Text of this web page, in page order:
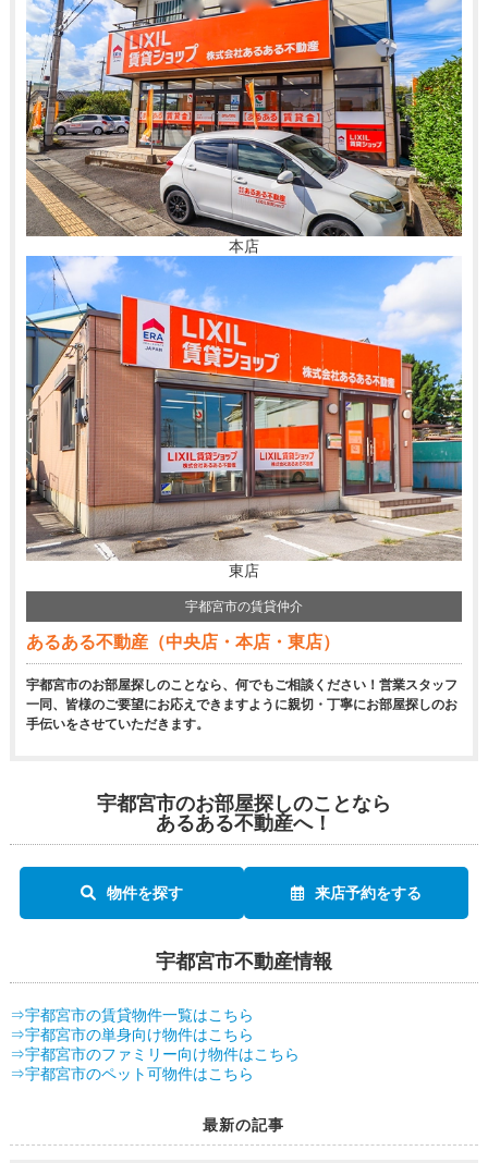
本店
東店
宇都宮市の賃貸仲介
あるある不動産（中央店・本店・東店）
宇都宮市のお部屋探しのことなら、何でもご相談ください！営業スタッフ
一同、皆様のご要望にお応えできますように親切・丁寧にお部屋探しのお
手伝いをさせていただきます。
宇都宮市のお部屋探しのことなら
あるある不動産へ！
物件を探す 来店予約をする
宇都宮市不動産情報
⇒宇都宮市の賃貸物件一覧はこちら
⇒宇都宮市の単身向け物件はこちら
⇒宇都宮市のファミリー向け物件はこちら
⇒宇都宮市のペット可物件はこちら
最新の記事